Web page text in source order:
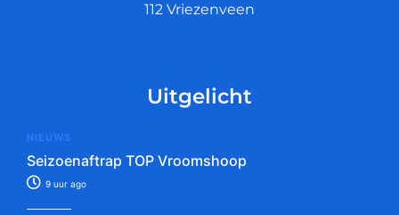
112 Vriezenveen
Uitgelicht
NIEUWS
Seizoenaftrap TOP Vroomshoop
9 uur ago